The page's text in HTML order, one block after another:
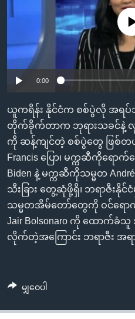
ညွန်း
စာမျက်နှာ
ကြည့်
ရန်
ရှာဖွေ
ရန်
နေရာ
သို့
ကျော်
ရန်
ရုပ်ရှင်ထဲက အင်္ဂလိပ်စာ
သုတပဒေသာ အင်္ဂလိပ်စာ
ရေဒီယို/တီဗွီအစီအစဉ်
Learning English
ဗွီအိုအေ လူမှုကွန်ယက်များ
ဘာသာစကားများ
No media source
0:00
ယူကရိန်း နိုင်ငံက စစ်ပွဲလို အရ
တိုက်ခိုက်တာက ဘုရားသခင်နဲ့
ကို ဆန့်ကျင်တဲ့ စစ်ပွဲတွေ ဖြစ်တ
Francis ပြော၊ မက္ကဆီကိုရေ
Biden နဲ့ မက္ကဆီကိုသမ္မတ
သီးခြား တွေ့ဆုံဖို့ရှိ၊ ဘရာဇီးနိုင်
သမ္မတအိမ်တော်တွေကို ဝင်ရော
Jair Bolsonaro ကို ထောက်ခံ
လိုက်တဲ့အကြောင်း ဘရာဇီး အရာ
မျှဝေပါ